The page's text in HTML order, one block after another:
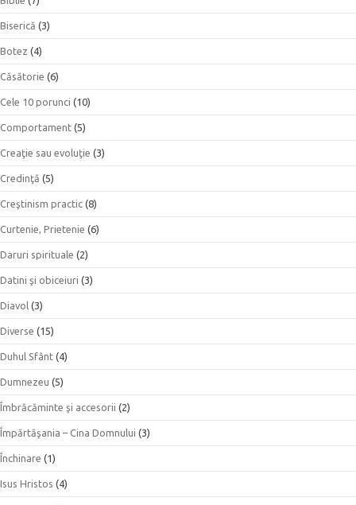
Biserică (3)
Botez (4)
Căsătorie (6)
Cele 10 porunci (10)
Comportament (5)
Creaţie sau evoluţie (3)
Credinţă (5)
Creştinism practic (8)
Curtenie, Prietenie (6)
Daruri spirituale (2)
Datini şi obiceiuri (3)
Diavol (3)
Diverse (15)
Duhul Sfânt (4)
Dumnezeu (5)
Îmbrăcăminte şi accesorii (2)
Împărtăşania – Cina Domnului (3)
Închinare (1)
Isus Hristos (4)